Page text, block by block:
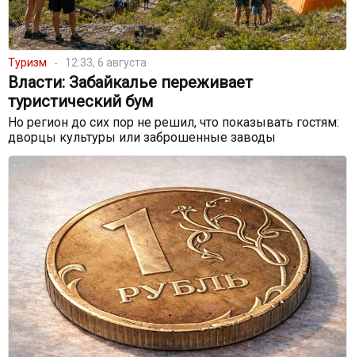
Туризм 12:33, 6 августа
Власти: Забайкалье переживает
туристический бум
Но регион до сих пор не решил, что показывать гостям:
дворцы культуры или заброшенные заводы